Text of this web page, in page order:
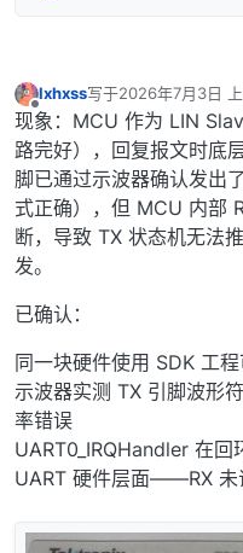
离线
lxhxss写于2026年7月3日
最后由 编辑
现象：MCU 作为 LIN
路完好），回复报文时
脚已通过示波器确认发出
式正确），但 MCU 内部
断，导致 TX 状态机无法
发。
已确认：
同一块硬件使用 SDK 工
示波器实测 TX 引脚波形
率错误
UART0_IRQHandler 在
UART 硬件层面——RX 未